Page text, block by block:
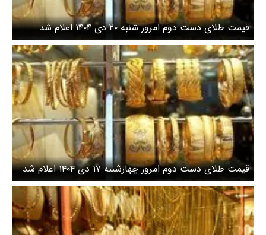
قیمت طلای دست دوم امروز شنبه ۲۰ دی ۱۴۰۴ اعلام شد
قیمت طلای دست دوم امروز چهارشنبه ۱۷ دی ۱۴۰۴ اعلام شد
/ طلا بیش از ۴۰۰ هزار تومان گران شد